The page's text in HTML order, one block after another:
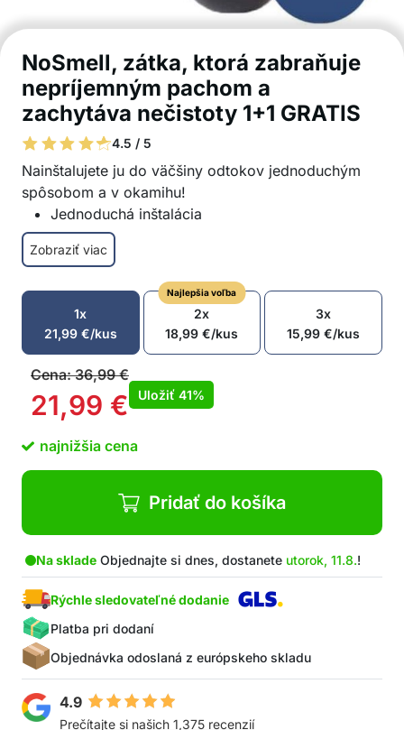
NoSmell, zátka, ktorá zabraňuje
nepríjemným pachom a
zachytáva nečistoty 1+1 GRATIS
4.5 / 5
Nainštalujete ju do väčšiny odtokov jednoduchým
spôsobom a v okamihu!
Jednoduchá inštalácia
Ochrana pred nečistotami
Zabraňuje nepríjemným pachom
Jednoduché odstránenie nečistôt
Dlhá životnosť
Balenie obsahuje: 1x ochranná zátka proti
nepríjemným pachom + 1x ochranná zátka proti
nepríjemným pachom GRATIS
Zobraziť viac
1x
21,99 €/kus
Najlepšia voľba
2x
18,99€/kus
3x
15,99€/kus
Cena:36,99€
21,99 € Uložiť 41%
najnižšia cena
Pridať do košíka
Na sklade Objednajte si dnes, dostanete utorok, 11.8.!
Rýchle sledovateľné dodanie
Platba pri dodaní
Objednávka odoslaná z európskeho skladu
4.9
Prečítajte si našich 1,375 recenzií